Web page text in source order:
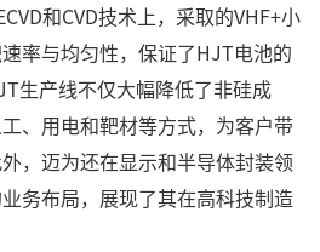
和CVD技术上，采取的VHF+小
率与均匀性，保证了HJT电池的
生产线不仅大幅降低了非硅成
、用电和靶材等方式，为客户带
，迈为还在显示和半导体封装领
务布局，展现了其在高科技制造